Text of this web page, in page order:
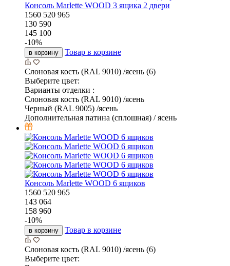
Консоль Marlette WOOD 3 ящика 2 двери
1560 520 965
130 590
145 100
-10%
в корзину Товар в корзине
Слоновая кость (RAL 9010) /ясень (6)
Выберите цвет:
Варианты отделки :
Слоновая кость (RAL 9010) /ясень
Черный (RAL 9005) /ясень
Дополнительная патина (сплошная) / ясень
Консоль Marlette WOOD 6 ящиков
1560 520 965
143 064
158 960
-10%
в корзину Товар в корзине
Слоновая кость (RAL 9010) /ясень (6)
Выберите цвет: